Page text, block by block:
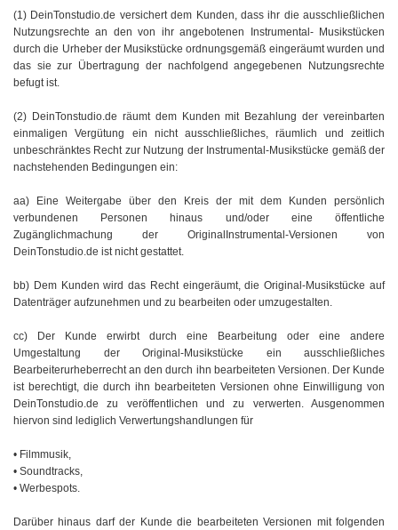
(1) DeinTonstudio.de versichert dem Kunden, dass ihr die ausschließlichen
Nutzungsrechte an den von ihr angebotenen Instrumental- Musikstücken
durch die Urheber der Musikstücke ordnungsgemäß eingeräumt wurden und
das sie zur Übertragung der nachfolgend angegebenen Nutzungsrechte
befugt ist.
(2) DeinTonstudio.de räumt dem Kunden mit Bezahlung der vereinbarten
einmaligen Vergütung ein nicht ausschließliches, räumlich und zeitlich
unbeschränktes Recht zur Nutzung der Instrumental-Musikstücke gemäß der
nachstehenden Bedingungen ein:
aa) Eine Weitergabe über den Kreis der mit dem Kunden persönlich
verbundenen Personen hinaus und/oder eine öffentliche
Zugänglichmachung der OriginalInstrumental-Versionen von
DeinTonstudio.de ist nicht gestattet.
bb) Dem Kunden wird das Recht eingeräumt, die Original-Musikstücke auf
Datenträger aufzunehmen und zu bearbeiten oder umzugestalten.
cc) Der Kunde erwirbt durch eine Bearbeitung oder eine andere
Umgestaltung der Original-Musikstücke ein ausschließliches
Bearbeiterurheberrecht an den durch ihn bearbeiteten Versionen. Der Kunde
ist berechtigt, die durch ihn bearbeiteten Versionen ohne Einwilligung von
DeinTonstudio.de zu veröffentlichen und zu verwerten. Ausgenommen
hiervon sind lediglich Verwertungshandlungen für
• Filmmusik,
• Soundtracks,
• Werbespots.
Darüber hinaus darf der Kunde die bearbeiteten Versionen mit folgenden